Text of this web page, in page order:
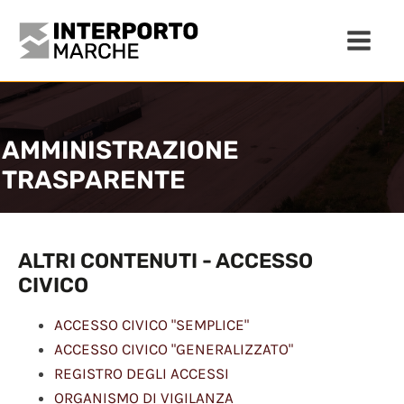
AMMINISTRAZIONE
TRASPARENTE
ALTRI CONTENUTI - ACCESSO
CIVICO
ACCESSO CIVICO "SEMPLICE"
ACCESSO CIVICO "GENERALIZZATO"
REGISTRO DEGLI ACCESSI
ORGANISMO DI VIGILANZA